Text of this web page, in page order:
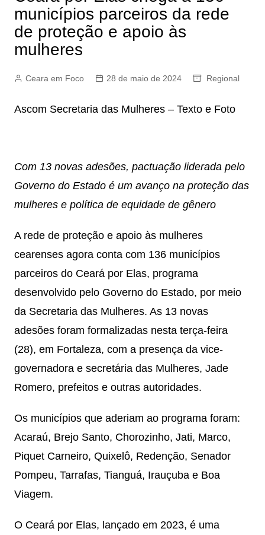
municípios parceiros da rede
de proteção e apoio às
mulheres
Ceara em Foco 28 de maio de 2024 Regional
Ascom Secretaria das Mulheres – Texto e Foto
Com 13 novas adesões, pactuação liderada pelo
Governo do Estado é um avanço na proteção das
mulheres e política de equidade de gênero
A rede de proteção e apoio às mulheres
cearenses agora conta com 136 municípios
parceiros do Ceará por Elas, programa
desenvolvido pelo Governo do Estado, por meio
da Secretaria das Mulheres. As 13 novas
adesões foram formalizadas nesta terça-feira
(28), em Fortaleza, com a presença da vice-
governadora e secretária das Mulheres, Jade
Romero, prefeitos e outras autoridades.
Os municípios que aderiam ao programa foram:
Acaraú, Brejo Santo, Chorozinho, Jati, Marco,
Piquet Carneiro, Quixelô, Redenção, Senador
Pompeu, Tarrafas, Tianguá, Irauçuba e Boa
Viagem.
O Ceará por Elas, lançado em 2023, é uma